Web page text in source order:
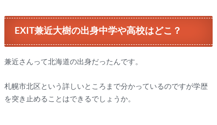
EXIT兼近大樹の出身中学や高校はどこ？
兼近さんって北海道の出身だったんです。
札幌市北区という詳しいところまで分かっているのですが学歴
を突き止めることはできるでしょうか。